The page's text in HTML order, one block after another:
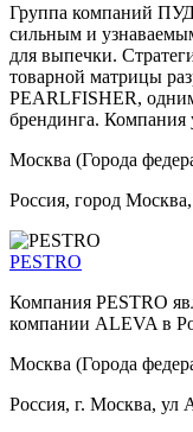
Группа компаний
сильным и
для выпечки.
товарной матрицы
PEARLFISHER,
брендинга. Компания
Москва (Города
Россия, город
PESTRO
Компания PESTRO
компании ALEVA в
Москва (Города
Россия, г. Москва, ул